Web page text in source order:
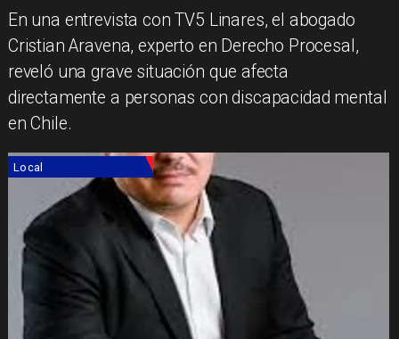
​En una entrevista con TV5 Linares, el abogado
Cristian Aravena, experto en Derecho Procesal,
reveló una grave situación que afecta
directamente a personas con discapacidad mental
en Chile.
Local